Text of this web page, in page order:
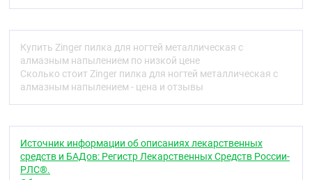
так и искусственных ногтей.
Обрабатывать ногти в одном направлении, с
внешней стороны по направлению к середине
ногтя, без пилообразных движений.
Противопоказания
Условия хранения
Хранить в недоступном для детей месте.
Купить Zinger пилка для ногтей металлическая с
алмазным напылением по низкой цене
Сколько стоит Zinger пилка для ногтей металлическая с
алмазным напылением - цена и отзывы
Источник информации об описаниях лекарственных
средств и БАДов: Регистр Лекарственных Средств России-
РЛС®.